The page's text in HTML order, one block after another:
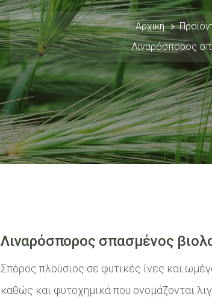
Αρχική
Λιναρόσπορος
Λιναρόσπορος σπασμένος
Σπόρος πλούσιος σε φυτικές ίνες και
καθώς και φυτοχημικά που ονομάζονται